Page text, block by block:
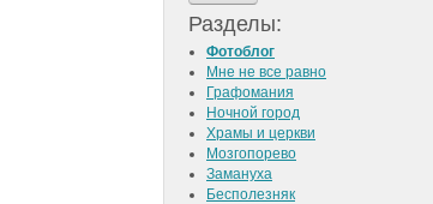
Разделы:
Фотоблог
Мне не все равно
Графомания
Ночной город
Храмы и церкви
Мозгопорево
Замануха
Бесполезняк